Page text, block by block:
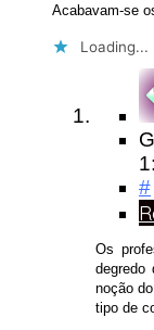
Acabavam-se
Loading...
#
Os
degredo
noção
tipo de